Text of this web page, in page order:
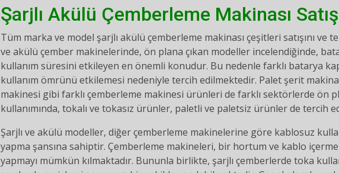
Şarjlı Akülü Çemberleme Makinası
Tüm marka ve model şarjlı akülü çemberleme makinası çeşitleri satışını
ve akülü çember makinelerinde, ön plana çıkan modeller incelendiğinde,
kullanım süresini etkileyen en önemli konudur. Bu nedenle farklı batarya
kullanım ömrünü etkilemesi nedeniyle tercih edilmektedir. Palet şerit
makinesi gibi farklı çemberleme makinesi ürünleri de farklı sektörlerde ön
kullanımında, tokalı ve tokasız ürünler, paletli ve paletsiz ürünler de tercih
Şarjlı ve akülü modeller, diğer çemberleme makinelerine göre kablosuz
yapma şansına sahiptir. Çemberleme makineleri, bir hortum ve kablo
yapmayı mümkün kılmaktadır. Bununla birlikte, şarjlı çemberlerde toka